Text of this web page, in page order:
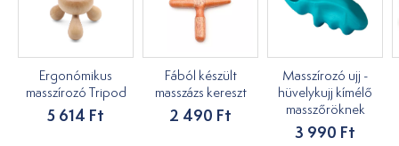
Ergonómikus
masszírozó Tripod
5 614 Ft
Fából készült
masszázs kereszt
2 490 Ft
Masszírozó ujj -
hüvelykujj kímélő
masszőröknek
3 990 Ft